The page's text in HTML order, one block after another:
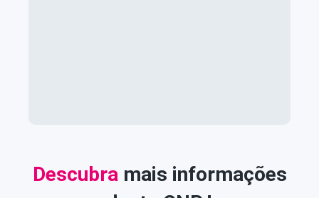
Descubra mais informações